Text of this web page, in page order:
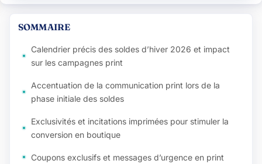
SOMMAIRE
Calendrier précis des soldes d’hiver 2026 et impact
sur les campagnes print
Accentuation de la communication print lors de la
phase initiale des soldes
Exclusivités et incitations imprimées pour stimuler la
conversion en boutique
Coupons exclusifs et messages d’urgence en print